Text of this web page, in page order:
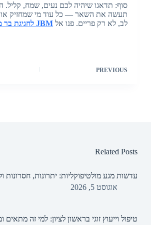
סוף: תדאגו שיהיה לכם נעים, שמח, קליל.
תעשה את השאר — כל עוד מי שמחזיק
לב, לא רק פריים. פנו אל JBM לחגיגת בר
PREVIOUS
Related Posts
עדשות מגע מולטיפוקליות: יתרונות, חסרונות
אוגוסט 5, 2026
טיפול וייעוץ זוגי בראשון לציון: למי זה